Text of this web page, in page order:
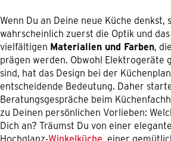
Wenn Du an Deine neue Küche denkst,
wahrscheinlich zuerst die Optik und
vielfältigen Materialien und Farben,
prägen werden. Obwohl Elektrogeräte
sind, hat das Design bei der
entscheidende Bedeutung. Daher
Beratungsgespräche beim
zu Deinen persönlichen Vorlieben:
Dich an? Träumst Du von einer
Hochglanz-Winkelküche, einer